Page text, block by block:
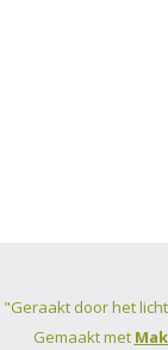
"Geraakt door het
Gemaakt met